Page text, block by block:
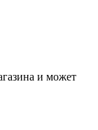
и может